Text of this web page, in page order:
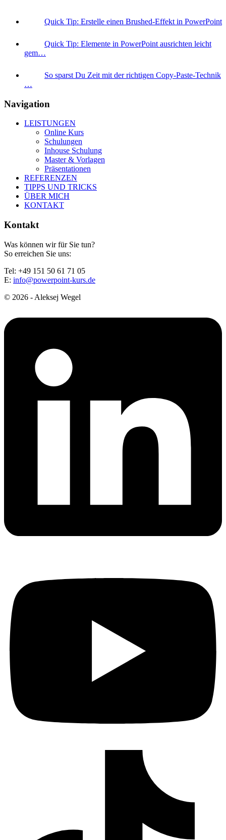
Quick Tip: Erstelle einen Brushed-Effekt in PowerPoint
Quick Tip: Elemente in PowerPoint ausrichten leicht
gem…
So sparst Du Zeit mit der richtigen Copy-Paste-Technik
…
Navigation
LEISTUNGEN
Online Kurs
Schulungen
Inhouse Schulung
Master & Vorlagen
Präsentationen
REFERENZEN
TIPPS UND TRICKS
ÜBER MICH
KONTAKT
Kontakt
Was können wir für Sie tun?
So erreichen Sie uns:
Tel: +49 151 50 61 71 05
E: info@powerpoint-kurs.de
© 2026 - Aleksej Wegel